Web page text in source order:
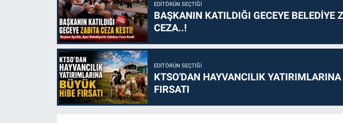
EDITÖRÜN SEÇTIĞI
BAŞKANIN KATILDIĞI GECEYE BELEDİYE
CEZA..!
EDITÖRÜN SEÇTIĞI
KTSO'DAN HAYVANCILIK
FIRSATI